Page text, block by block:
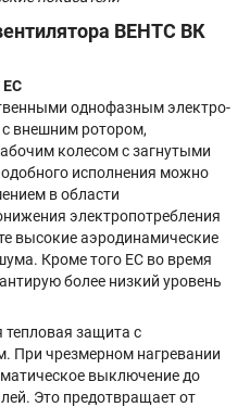
ВЕНТС ВК
ЕС
однофазным электро-
внешним ротором,
колесом с загнутыми
исполнения можно
в области
электропотребления
высокие аэродинамические
Кроме того ЕС во время
более низкий уровень
тепловая защита с
При чрезмерном нагревании
выключение до
Это предотвращает от